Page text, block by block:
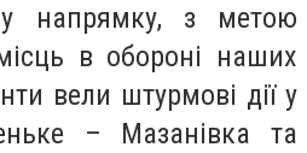
напрямку, з метою
в обороні наших
вели штурмові дії у
– Мазанівка та